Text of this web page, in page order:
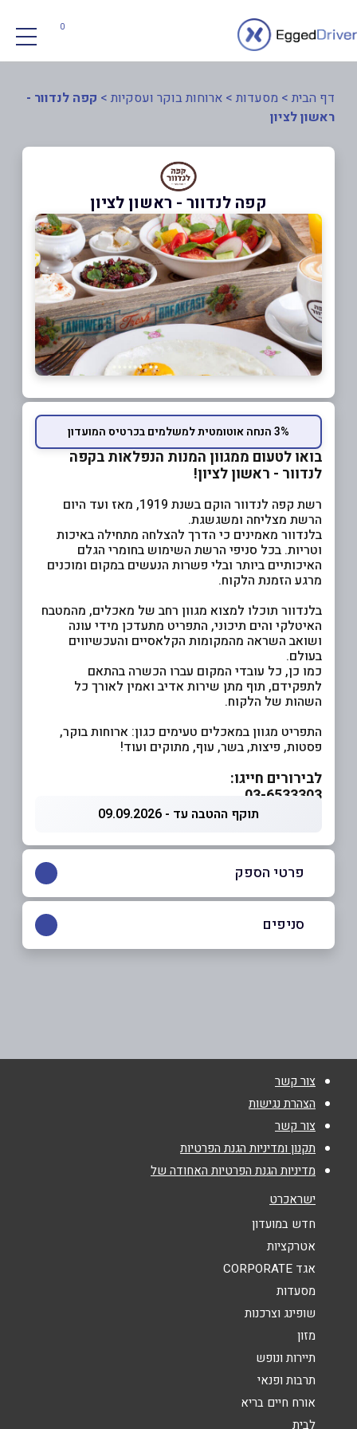
0
דף הבית > מסעדות > ארוחות בוקר ועסקיות > קפה לנדוור -
ראשון לציון
קפה לנדוור - ראשון לציון
3% הנחה אוטומטית למשלמים בכרטיס המועדון
בואו לטעום ממגוון המנות הנפלאות בקפה
לנדוור - ראשון לציון!
רשת קפה לנדוור הוקם בשנת 1919, מאז ועד היום
הרשת מצליחה ומשגשגת.
בלנדוור מאמינים כי הדרך להצלחה מתחילה באיכות
וטריות. בכל סניפי הרשת השימוש בחומרי הגלם
האיכותיים ביותר ובלי פשרות הנעשים במקום ומוכנים
מרגע הזמנת הלקוח.
בלנדוור תוכלו למצוא מגוון רחב של מאכלים, מהמטבח
האיטלקי והים תיכוני, התפריט מתעדכן מידי עונה
ושואב השראה מהמקומות הקלאסיים והעכשיווים
בעולם.
כמו כן, כל עובדי המקום עברו הכשרה בהתאם
לתפקידם, תוף מתן שירות אדיב ואמין לאורך כל
השהות של הלקוח.
התפריט מגוון במאכלים טעימים כגון: ארוחות בוקר,
פסטות, פיצות, בשר, עוף, מתוקים ועוד!
לבירורים חייגו:
03-6533303
תוקף ההטבה עד - 09.09.2026
פרטי הספק
נושא*
אנא חזרו אלי בקשר ל...
סניפים
צור קשר
הצהרת נגישות
צור קשר
תקנון ומדיניות הגנת הפרטיות
מדיניות הגנת הפרטיות האחודה של
ישראכרט
חדש במועדון
אטרקציות
אגד CORPORATE
מסעדות
שופינג וצרכנות
מזון
תיירות ונופש
תרבות ופנאי
אורח חיים בריא
לבית